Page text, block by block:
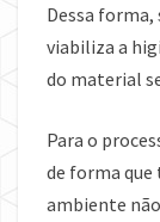
Dessa forma,
viabiliza a
do material
Para o
de forma
ambiente